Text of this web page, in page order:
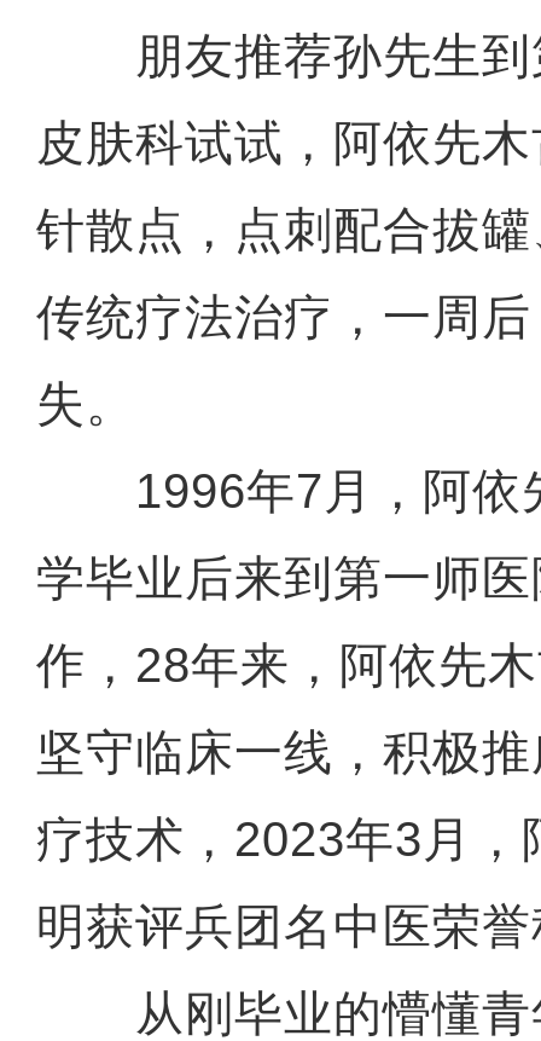
朋友推荐孙先生到
皮肤科试试，阿依先
针散点，点刺配合拔
传统疗法治疗，一周
失。
1996年7月，阿依
学毕业后来到第一师
作，28年来，阿依先
坚守临床一线，积极
疗技术，2023年3月，
明获评兵团名中医荣
从刚毕业的懵懂青